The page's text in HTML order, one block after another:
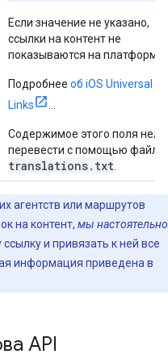
Если значение не указано,
ссылки на контент не
показываются на платформе
Подробнее об iOS Universal
Links
Содержимое этого поля
перевести с помощью файла
translations.txt
агентств или маршрутов
на контент, мы настоятельно
и привязать к ней все
информация приведена в
API